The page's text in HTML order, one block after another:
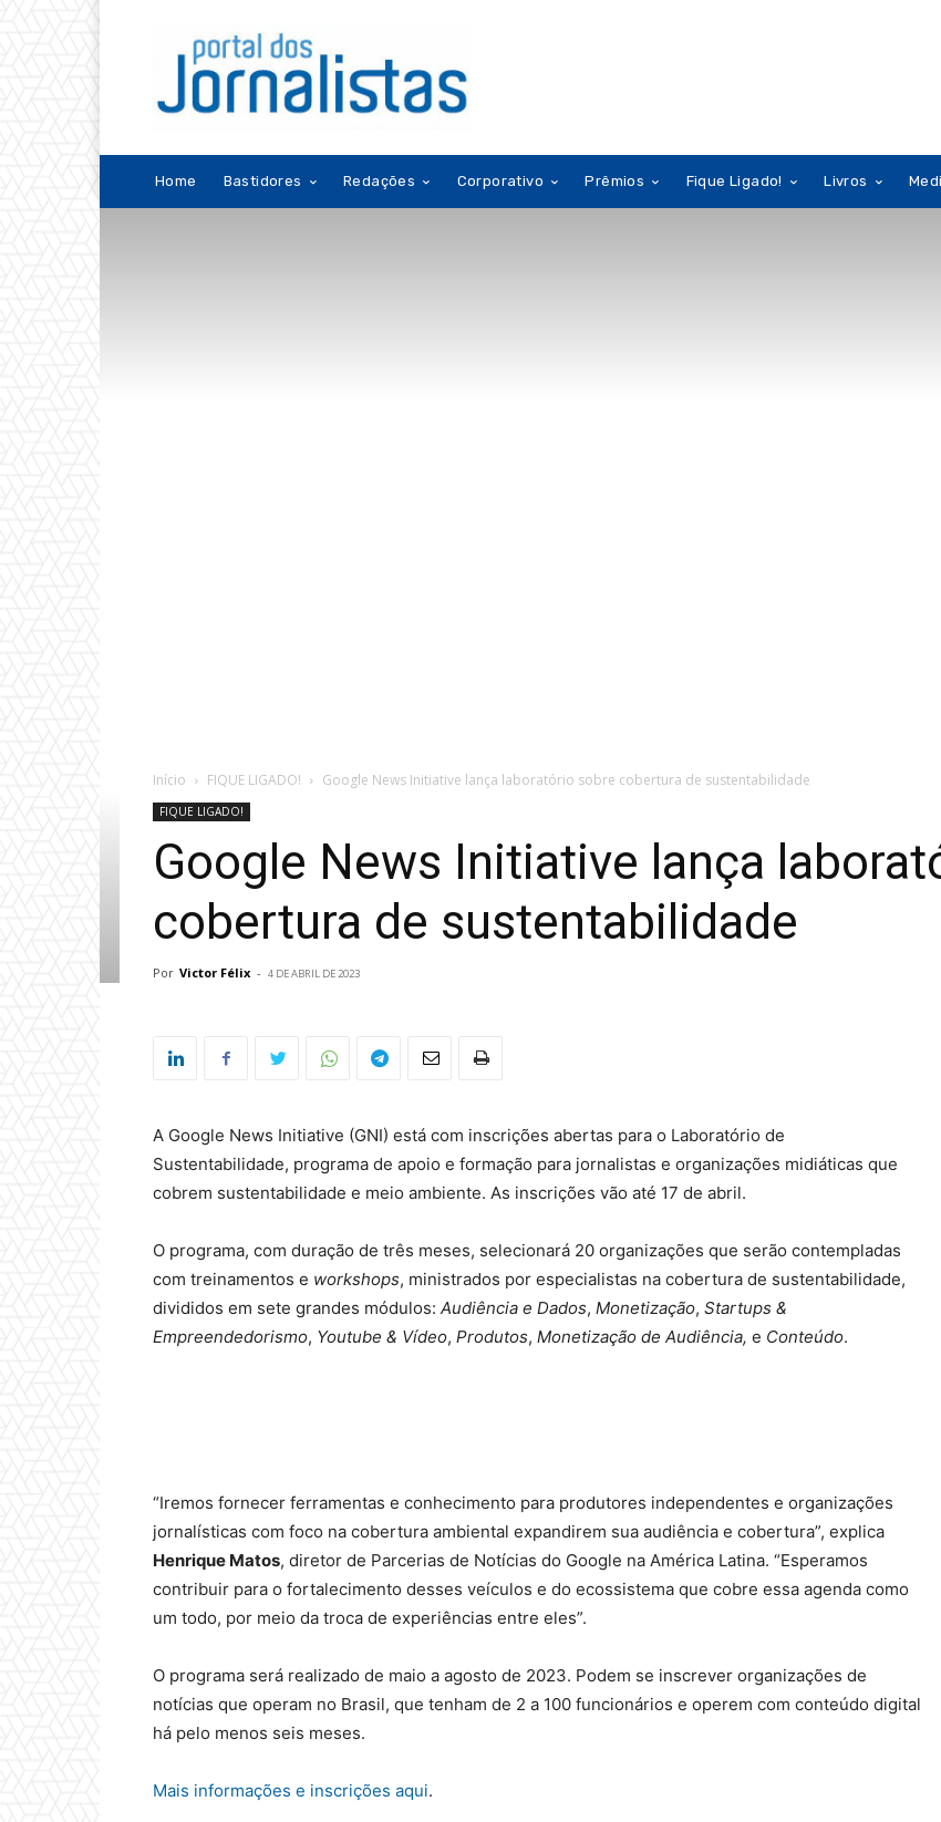
Home Bastidores Redações Corporativo Prêmios Fique Ligado! Livros
Início FIQUE LIGADO! Google News Initiative lança laboratório sobre cobertura de sustentabilidade
FIQUE LIGADO!
Google News Initiative lança
cobertura de sustentabilidade
Por Victor Félix - 4 DE ABRIL DE 2023
A Google News Initiative (GNI) está com inscrições abertas para o Laboratório de
Sustentabilidade, programa de apoio e formação para jornalistas e organizações midiáticas que
cobrem sustentabilidade e meio ambiente. As inscrições vão até 17 de abril.
O programa, com duração de três meses, selecionará 20 organizações que serão contempladas
com treinamentos e workshops, ministrados por especialistas na cobertura de sustentabilidade,
divididos em sete grandes módulos: Audiência e Dados, Monetização, Startups &
Empreendedorismo, Youtube & Vídeo, Produtos, Monetização de Audiência, e Conteúdo.
“Iremos fornecer ferramentas e conhecimento para produtores independentes e organizações
jornalísticas com foco na cobertura ambiental expandirem sua audiência e cobertura”, explica
Henrique Matos, diretor de Parcerias de Notícias do Google na América Latina. “Esperamos
contribuir para o fortalecimento desses veículos e do ecossistema que cobre essa agenda como
um todo, por meio da troca de experiências entre eles”.
O programa será realizado de maio a agosto de 2023. Podem se inscrever organizações de
notícias que operam no Brasil, que tenham de 2 a 100 funcionários e operem com conteúdo digital
há pelo menos seis meses.
Mais informações e inscrições aqui.